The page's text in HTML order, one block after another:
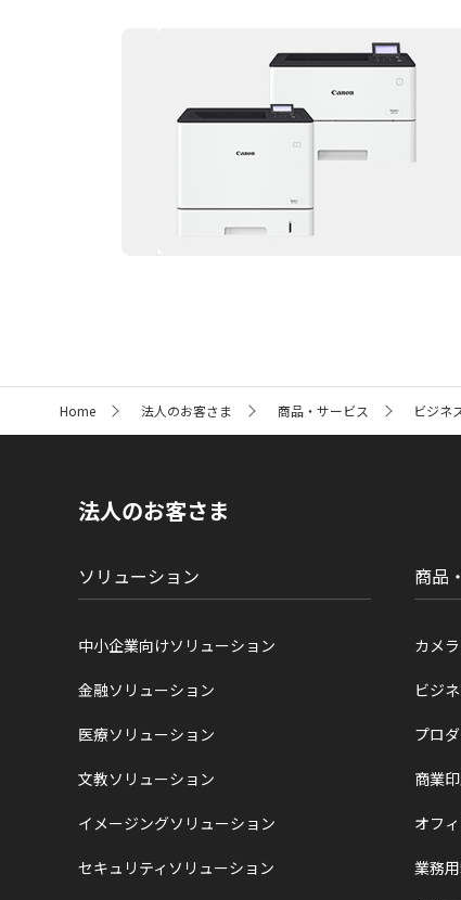
ト
Home 法人のお客さま 商品・サービス ビジネ
法人のお客さま
ソリューション
中小企業向けソリューション
金融ソリューション
医療ソリューション
文教ソリューション
イメージングソリューション
セキュリティソリューション
商品
カメ
ビジ
プロ
商業
オフ
業務